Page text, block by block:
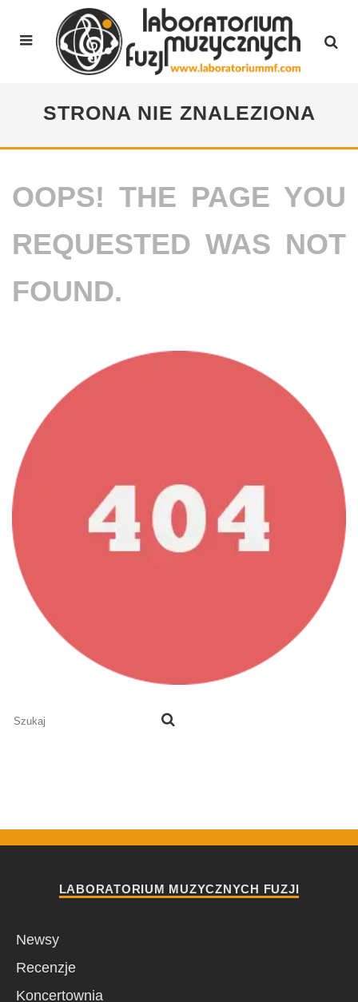
STRONA NIE ZNALEZIONA
OOPS! THE PAGE YOU
REQUESTED WAS NOT
FOUND.
LABORATORIUM MUZYCZNYCH FUZJI
Newsy
Recenzje
Koncertownia